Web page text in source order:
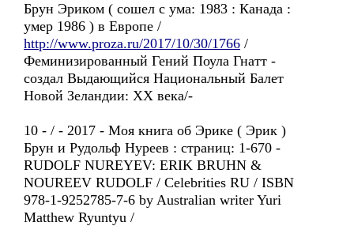
Брун Эриком ( сошел с ума: 1983 : Канада :
умер 1986 ) в Европе /
http://www.proza.ru/2017/10/30/1766 /
Феминизированный Гений Поула Гнатт -
создал Выдающийся Национальный Балет
Новой Зеландии: XX века/-
10 - / - 2017 - Моя книга об Эрике ( Эрик )
Брун и Рудольф Нуреев : страниц: 1-670 -
RUDOLF NUREYEV: ERIK BRUHN &
NOUREEV RUDOLF / Celebrities RU / ISBN
978-1-9252785-7-6 by Australian writer Yuri
Matthew Ryuntyu /